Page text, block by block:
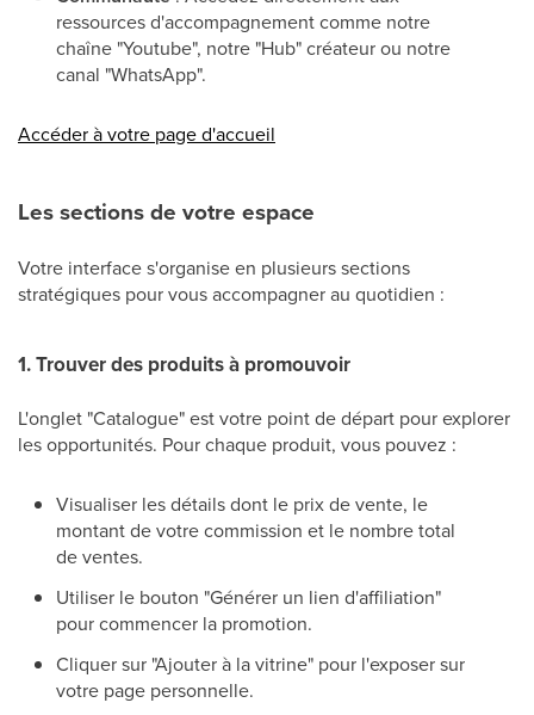
ressources d'accompagnement comme notre
chaîne "Youtube", notre "Hub" créateur ou notre
canal "WhatsApp".
Accéder à votre page d'accueil
Les sections de votre espace
Votre interface s'organise en plusieurs sections
stratégiques pour vous accompagner au quotidien :
1. Trouver des produits à promouvoir
L'onglet "Catalogue" est votre point de départ pour explorer
les opportunités. Pour chaque produit, vous pouvez :
Visualiser les détails dont le prix de vente, le
montant de votre commission et le nombre total
de ventes.
Utiliser le bouton "Générer un lien d'affiliation"
pour commencer la promotion.
Cliquer sur "Ajouter à la vitrine" pour l'exposer sur
votre page personnelle.